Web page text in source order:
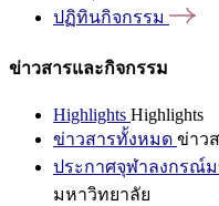
ปฏิทินกิจกรรม
ข่าวสารและกิจกรรม
Highlights Highlights
ข่าวสารทั้งหมด ข่าว
ประกาศจุฬาลงกรณ์
มหาวิทยาลัย